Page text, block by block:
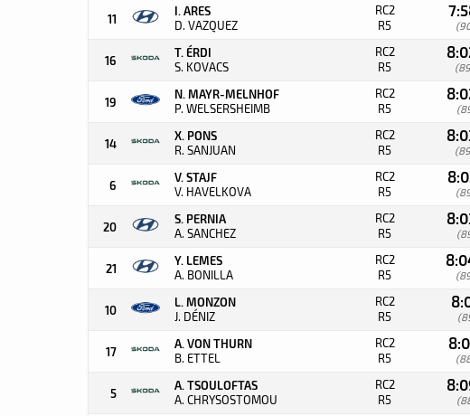
11
I. ARES
D. VAZQUEZ
RC2
R5
16
T. ÉRDI
S. KOVACS
RC2
R5
19
N. MAYR-MELNHOF
P. WELSERSHEIMB
RC2
R5
14
X. PONS
R. SANJUAN
RC2
R5
6
V. STAJF
V. HAVELKOVA
RC2
R5
20
S. PERNIA
A. SANCHEZ
RC2
R5
21
Y. LEMES
A. BONILLA
RC2
R5
10
L. MONZON
J. DÉNIZ
RC2
R5
17
A. VON THURN
B. ETTEL
RC2
R5
5
A. TSOULOFTAS
A. CHRYSOSTOMOU
RC2
R5